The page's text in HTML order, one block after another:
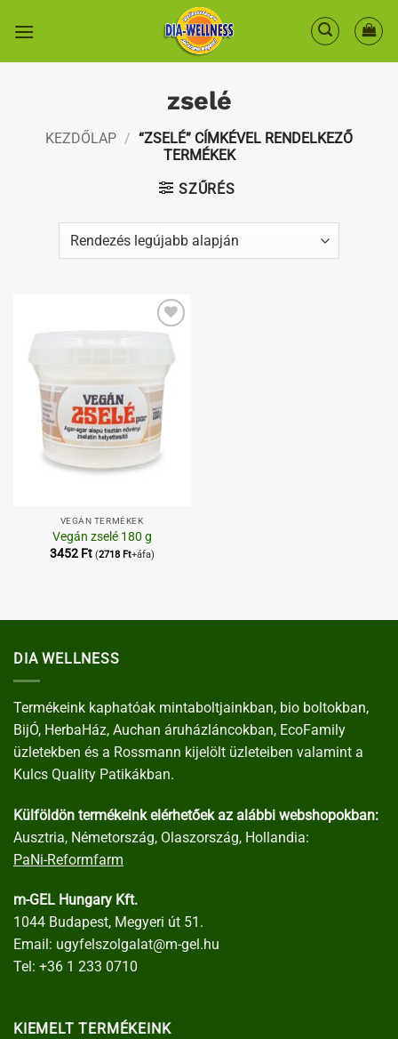
zselé
KEZDŐLAP / “ZSELÉ” CÍMKÉVEL RENDELKEZŐ
TERMÉKEK
SZŰRÉS
Kedvenceimhez
VEGÁN TERMÉKEK
Vegán zselé 180 g
3452 Ft (2718 Ft+áfa)
DIA WELLNESS
Termékeink kaphatóak mintaboltjainkban, bio boltokban,
BijÓ, HerbaHáz, Auchan áruházláncokban, EcoFamily
üzletekben és a Rossmann kijelölt üzleteiben valamint a
Kulcs Quality Patikákban.
Külföldön termékeink elérhetőek az alábbi webshopokban:
Ausztria, Németország, Olaszország, Hollandia:
PaNi-Reformfarm
m-GEL Hungary Kft.
1044 Budapest, Megyeri út 51.
Email: ugyfelszolgalat@m-gel.hu
Tel: +36 1 233 0710
KIEMELT TERMÉKEINK